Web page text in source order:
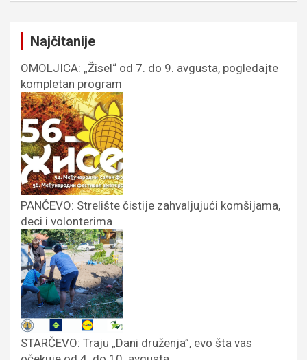
Najčitanije
OMOLJICA: „Žisel“ od 7. do 9. avgusta, pogledajte
kompletan program
PANČEVO: Strelište čistije zahvaljujući komšijama,
deci i volonterima
STARČEVO: Traju „Dani druženja”, evo šta vas